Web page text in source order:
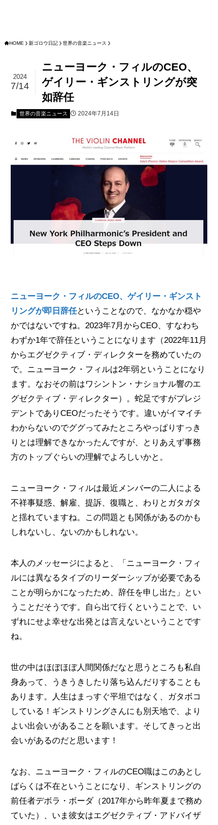
HOME 新ゴロウ日記 世界の音楽ニュース
ニューヨーク・フィルのCEO、
ゲイリー・ギンストリングが突
如辞任
2024
7/14
世界の音楽ニュース 2024年7月14日
ニューヨーク・フィルのCEO、ゲイリー・ギンスト
リングが即日辞任ということなので、なかなか穏や
かではないですね。2023年7月からCEO、すなわち
わずか1年で辞任ということになります（2022年11月
からエグゼクティブ・ディレクターを務めていたの
で。ニューヨーク・フィルは2年弱ということになり
ます。なおその前はワシントン・ナショナル響のエ
グゼクティブ・ディレクター）。蛇足ですがプレジ
デントでありCEOだったそうです。違いがイマイチ
わからないのでググってみたところやっぱりすっき
りとは理解できなかったんですが、とりあえず事務
方のトップぐらいの理解でよろしいかと。
ニューヨーク・フィルは最近メンバーの二人による
不祥事疑惑、解雇、提訴、復職と、わりとガタガタ
と揺れていますね。この問題とも関係があるのかも
しれないし、ないのかもしれない。
本人のメッセージによると、「ニューヨーク・フィ
ルには異なるタイプのリーダーシップが必要である
ことが明らかになったため、辞任を申し出た」とい
うことだそうです。自ら出て行くということで、い
ずれにせよ幸せな出発とは言えないということです
ね。
世の中はほぼほぼ人間関係だなと思うところも私自
身あって、うきうきしたり落ち込んだりすることも
あります。人生はまっすぐ平坦ではなく、ガタボコ
している！ギンストリングさんにも別天地で、より
よい出会いがあることを願います。そしてきっと出
会いがあるのだと思います！
なお、ニューヨーク・フィルのCEO職はこのあとし
ばらくは不在ということになり、ギンストリングの
前任者デボラ・ボーダ（2017年から昨年夏まで務め
ていた）、いま彼女はエグゼクティブ・アドバイザ